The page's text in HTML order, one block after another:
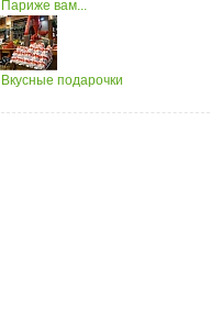
Париже вам...
Вкусные подарочки